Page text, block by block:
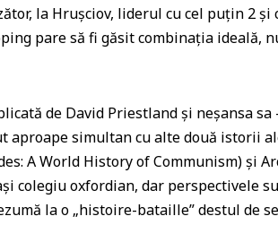
la Hruşciov, liderul cu cel puţin 2 şi
pare să fi găsit combinaţia ideală,
de David Priestland şi neşansa sa
aproape simultan cu alte două istorii
A World History of Communism) şi
colegiu oxfordian, dar perspectivele
la o „histoire-bataille” destul de